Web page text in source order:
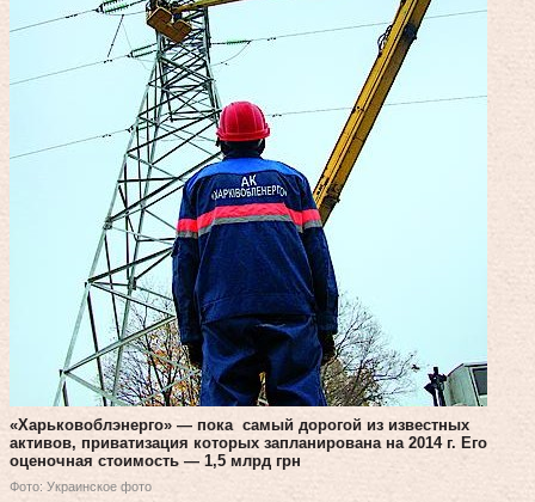
«Харьковоблэнерго» — пока самый дорогой из известных
активов, приватизация которых запланирована на 2014 г. Его
оценочная стоимость — 1,5 млрд грн
Фото: Украинское фото